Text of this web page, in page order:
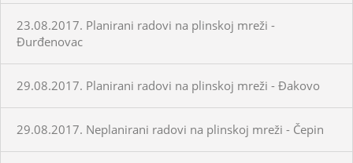
23.08.2017. Planirani radovi na plinskoj mreži -
Đurđenovac
29.08.2017. Planirani radovi na plinskoj mreži - Đakovo
29.08.2017. Neplanirani radovi na plinskoj mreži - Čepin